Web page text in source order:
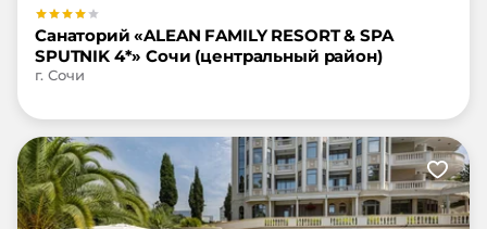
Санаторий «ALEAN FAMILY RESORT & SPA
SPUTNIK 4*» Сочи (центральный район)
г. Сочи